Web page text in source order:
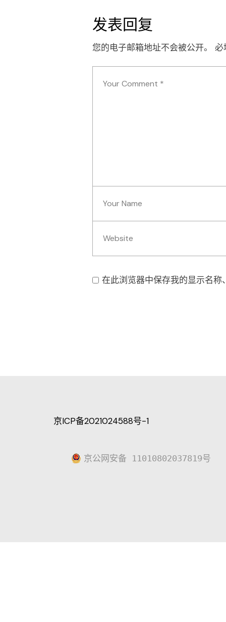
发表回复
您的电子邮箱地址不会被公开。 必
在此浏览器中保存我的显示名
京ICP备2021024588号-1
京公网安备 11010802037819号